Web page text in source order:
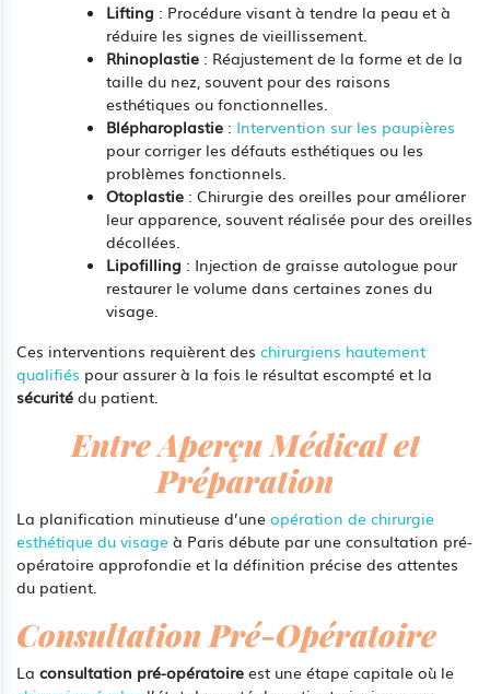
Lifting : Procédure visant à tendre la peau et à
réduire les signes de vieillissement.
Rhinoplastie : Réajustement de la forme et de la
taille du nez, souvent pour des raisons
esthétiques ou fonctionnelles.
Blépharoplastie : Intervention sur les paupières
pour corriger les défauts esthétiques ou les
problèmes fonctionnels.
Otoplastie : Chirurgie des oreilles pour améliorer
leur apparence, souvent réalisée pour des oreilles
décollées.
Lipofilling : Injection de graisse autologue pour
restaurer le volume dans certaines zones du
visage.
Ces interventions requièrent des chirurgiens hautement
qualifiés pour assurer à la fois le résultat escompté et la
sécurité du patient.
Entre Aperçu Médical et
Préparation
La planification minutieuse d’une opération de chirurgie
esthétique du visage à Paris débute par une consultation pré-
opératoire approfondie et la définition précise des attentes
du patient.
Consultation Pré-Opératoire
La consultation pré-opératoire est une étape capitale où le